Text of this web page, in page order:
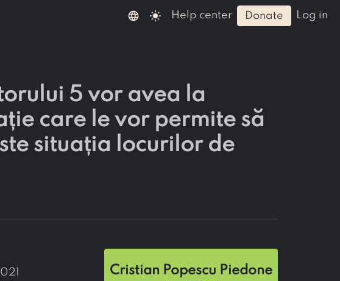
language light_mode help center donate log in
5 vor avea la
care le vor permite să
situația locurilor de
Cristian Popescu Piedone